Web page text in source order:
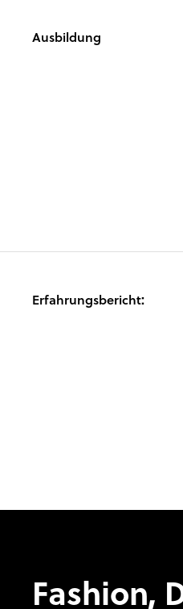
Ausbildung
Erfahrungsbericht:
Fashion,